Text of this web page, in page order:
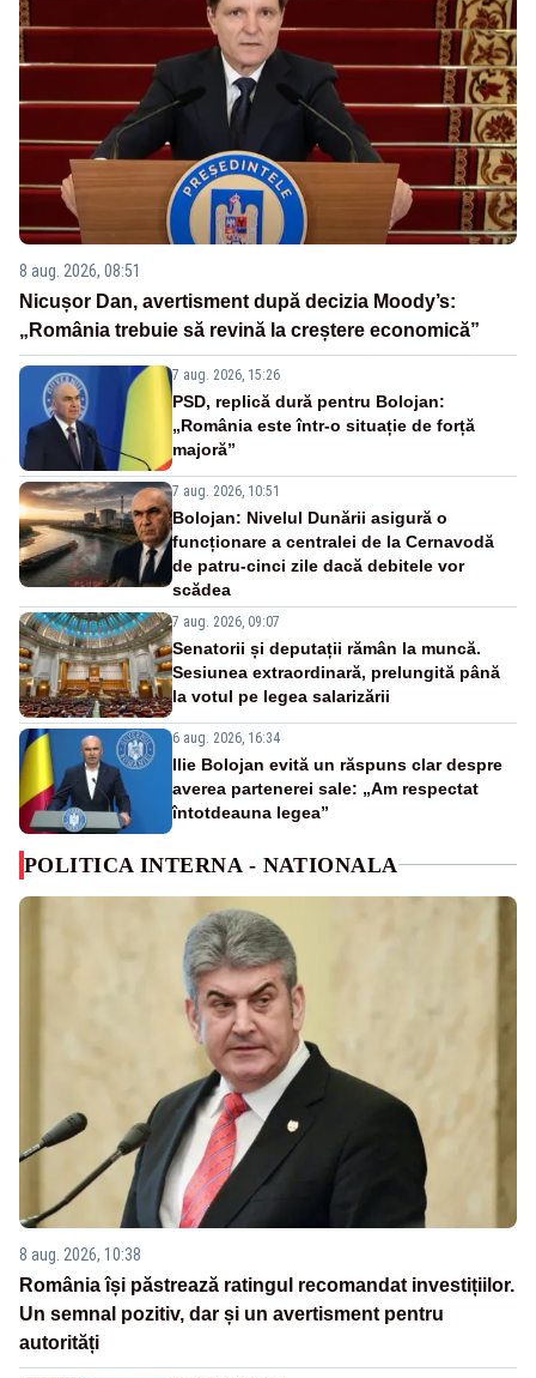
8 aug. 2026, 08:51
Nicușor Dan, avertisment după decizia Moody’s:
„România trebuie să revină la creștere economică”
7 aug. 2026, 15:26
PSD, replică dură pentru Bolojan:
„România este într-o situație de forță
majoră”
7 aug. 2026, 10:51
Bolojan: Nivelul Dunării asigură o
funcționare a centralei de la Cernavodă
de patru-cinci zile dacă debitele vor
scădea
7 aug. 2026, 09:07
Senatorii și deputații rămân la muncă.
Sesiunea extraordinară, prelungită până
la votul pe legea salarizării
6 aug. 2026, 16:34
Ilie Bolojan evită un răspuns clar despre
averea partenerei sale: „Am respectat
întotdeauna legea”
POLITICA INTERNA - NATIONALA
8 aug. 2026, 10:38
România își păstrează ratingul recomandat investițiilor.
Un semnal pozitiv, dar și un avertisment pentru
autorități